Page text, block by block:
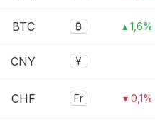
BTC ₿ ▴ 1,6%
CNY ¥
CHF Fr ▾ 0,1%